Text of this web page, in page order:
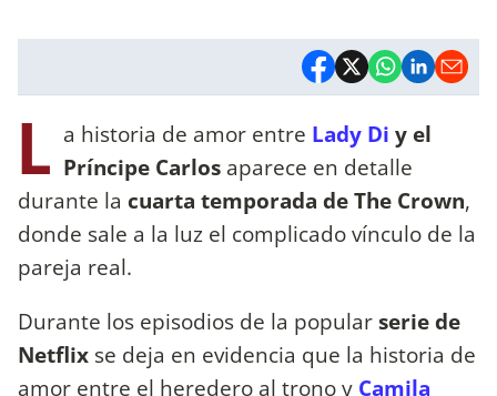
L a historia de amor entre Lady Di y el
Príncipe Carlos aparece en detalle
durante la cuarta temporada de The Crown,
donde sale a la luz el complicado vínculo de la
pareja real.
Durante los episodios de la popularserie de
Netflix se deja en evidencia que la historia de
amor entre el heredero al trono y Camila